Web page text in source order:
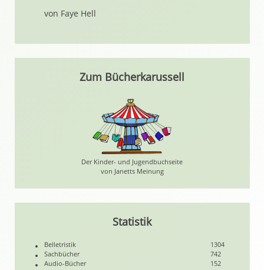
von Faye Hell
Zum Bücherkarussell
Der Kinder- und Jugendbuchseite
von Janetts Meinung
Statistik
Belletristik
1304
Sachbücher
742
Audio-Bücher
152